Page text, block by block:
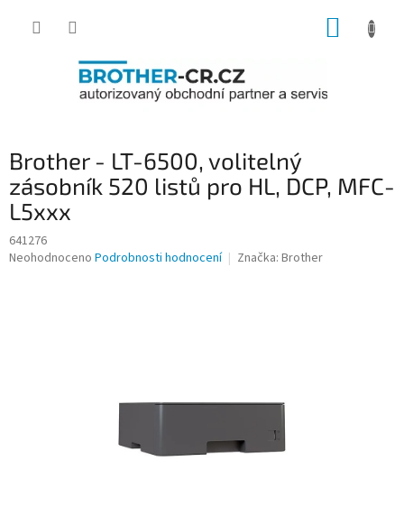
Brother - LT-6500, volitelný
zásobník 520 listů pro HL, DCP, MFC-
L5xxx
641276
Průměrné
Neohodnoceno Podrobnosti hodnocení Značka: Brother